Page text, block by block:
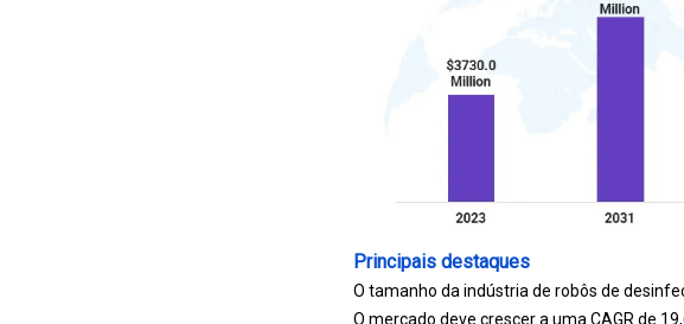
Principais destaques
O tamanho da indústria de robôs de
O mercado deve crescer a uma CAGR de